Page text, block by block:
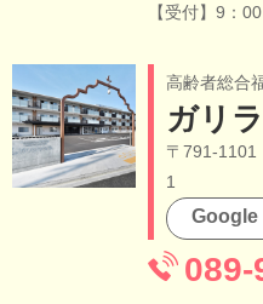
【受付】9：
高齢者総合
ガリ
〒791-
1
Google
089-